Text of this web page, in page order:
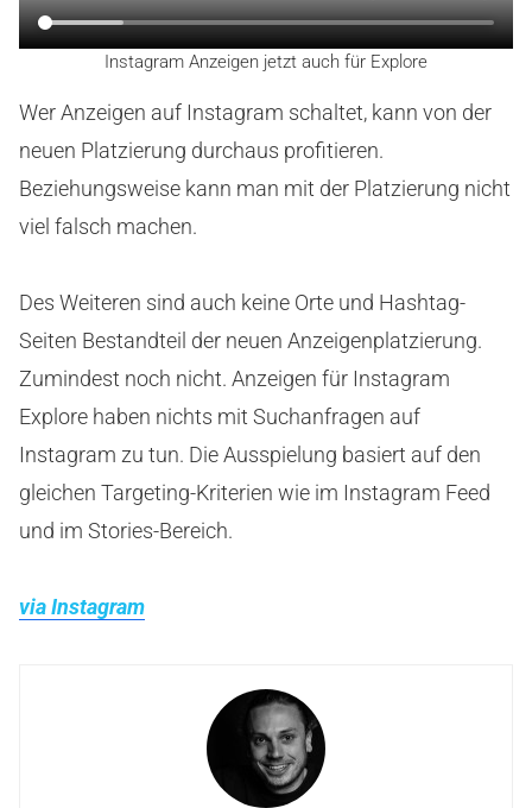
Instagram Anzeigen jetzt auch für Explore
Wer Anzeigen auf Instagram schaltet, kann von der
neuen Platzierung durchaus profitieren.
Beziehungsweise kann man mit der Platzierung nicht
viel falsch machen.
Des Weiteren sind auch keine Orte und Hashtag-
Seiten Bestandteil der neuen Anzeigenplatzierung.
Zumindest noch nicht. Anzeigen für Instagram
Explore haben nichts mit Suchanfragen auf
Instagram zu tun. Die Ausspielung basiert auf den
gleichen Targeting-Kriterien wie im Instagram Feed
und im Stories-Bereich.
via Instagram